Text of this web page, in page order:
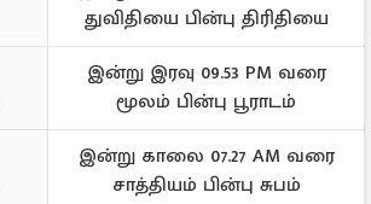
துவிதியை பின்பு திரிதியை
இன்று இரவு 09.53 PM வரை
மூலம் பின்பு பூராடம்
இன்று காலை 07.27 AM வரை
சாத்தியம் பின்பு சுபம்